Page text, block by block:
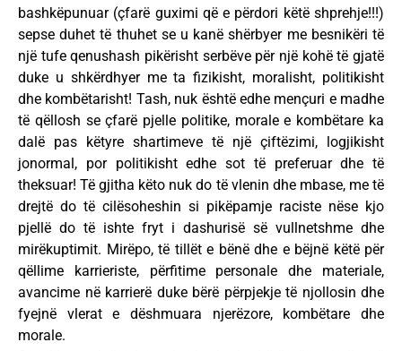
bashkëpunuar (çfarë guximi që e përdori këtë shprehje!!!)
sepse duhet të thuhet se u kanë shërbyer me besnikëri të
një tufe qenushash pikërisht serbëve për një kohë të gjatë
duke u shkërdhyer me ta fizikisht, moralisht, politikisht
dhe kombëtarisht! Tash, nuk është edhe mençuri e madhe
të qëllosh se çfarë pjelle politike, morale e kombëtare ka
dalë pas këtyre shartimeve të një çiftëzimi, logjikisht
jonormal, por politikisht edhe sot të preferuar dhe të
theksuar! Të gjitha këto nuk do të vlenin dhe mbase, me të
drejtë do të cilësoheshin si pikëpamje raciste nëse kjo
pjellë do të ishte fryt i dashurisë së vullnetshme dhe
mirëkuptimit. Mirëpo, të tillët e bënë dhe e bëjnë këtë për
qëllime karrieriste, përfitime personale dhe materiale,
avancime në karrierë duke bërë përpjekje të njollosin dhe
fyejnë vlerat e dëshmuara njerëzore, kombëtare dhe
morale.